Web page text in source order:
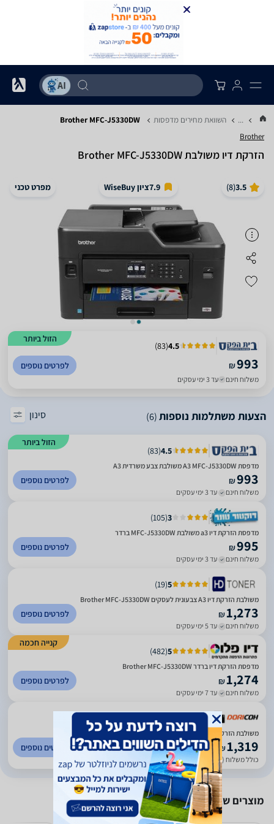
... השוואת מחירים מדפסות Brother MFC-J5330DW
Brother
‏הזרקת דיו ‏משולבת Brother MFC-J5330DW
3.5
(
8
)
7.9ציון WiseBuy מפרט טכני
הזול ביותר
4.5
(
83
)
₪993
משלוח חינם עד 3 ימי עסקים
לפרטים נוספים
הצעות משתלמות נוספות(6) סינון
הזול ביותר
4.5
(
83
)
מדפסת A3 MFC-J5330DW משולבת צבע משרדית A3
₪993
משלוח חינם עד 3 ימי עסקים
לפרטים נוספים
3
(
105
)
מדפסת הזרקת דיו a3 משולבת MFC-J5330DW ברדר
₪995
משלוח חינם עד 3 ימי עסקים
לפרטים נוספים
5
(
19
)
משולבת הזרקת דיו A3 צבעונית לעסקים Brother MFC-J5330DW
₪1,273
משלוח חינם עד 5 ימי עסקים
לפרטים נוספים
קנייה חכמה
5
(
482
)
מדפסת הזרקת דיו ברדר Brother MFC-J5330DW
₪1,274
משלוח חינם עד 7 ימי עסקים
לפרטים נוספים
28
)
משולבת הזרקת דיו A3 צבעונית לעסקים Brother MFC-J5330DW
₪1,319
כולל משלוח (45 ₪) עד 5 ימי עסקים
לפרטים נוספים
מוצרים שאולי יעניינו אותך